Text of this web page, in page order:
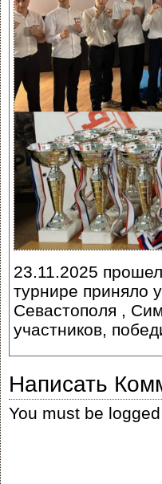
23.11.2025
турнире приняло
Севастополя ,
участников,
Написать
You must be